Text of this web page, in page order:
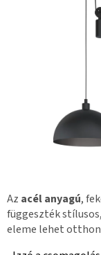
Az acél anyagú,
függeszték stílusos,
eleme lehet